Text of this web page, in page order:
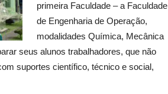
primeira Faculdade – a Faculdade
de Engenharia de Operação,
modalidades Química, Mecânica
seus alunos trabalhadores, que não
suportes científico, técnico e social,